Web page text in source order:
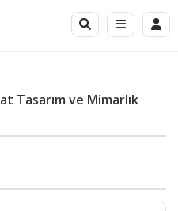
Tasarım ve Mimarlık